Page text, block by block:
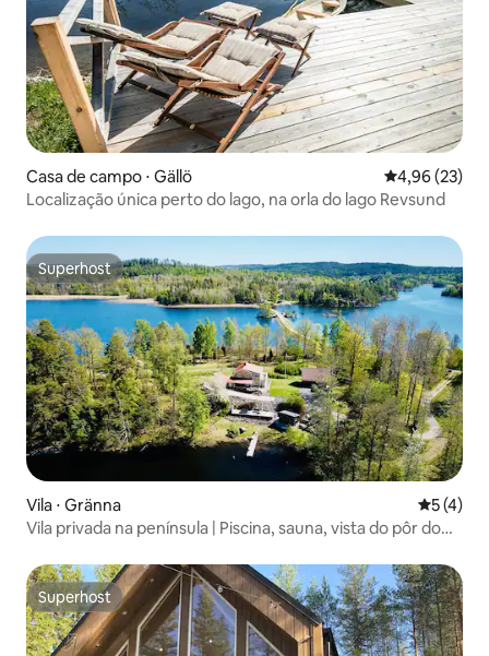
Casa de campo ⋅ Gällö 4,96 de uma
4,96 (23)
Localização única perto do lago, na orla do lago Revsund
Superhost
Superhost
Vila ⋅ Gränna 5 de
5 (4)
Vila privada na península | Piscina, sauna, vista do pôr do
Superhost
Superhost